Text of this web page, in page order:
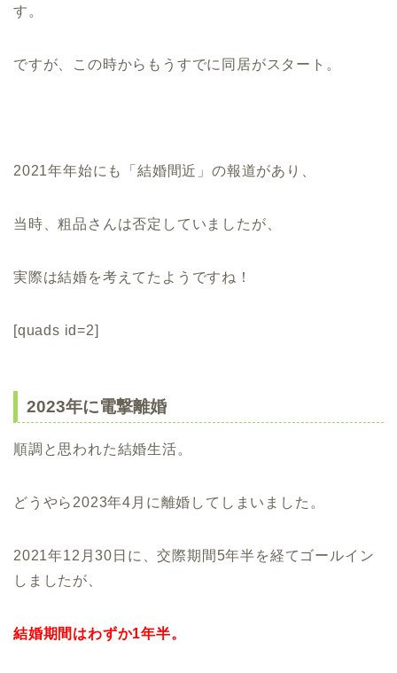
す。
ですが、この時からもうすでに同居がスタート。
2021年年始にも「結婚間近」の報道があり、
当時、粗品さんは否定していましたが、
実際は結婚を考えてたようですね！
[quads id=2]
2023年に電撃離婚
順調と思われた結婚生活。
どうやら2023年4月に離婚してしまいました。
2021年12月30日に、交際期間5年半を経てゴールイン
しましたが、
結婚期間はわずか1年半。